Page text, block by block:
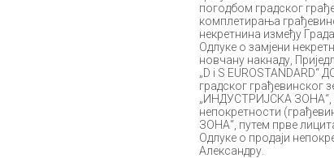
погодбом градског
комплетирања
некретнина између
Одлуке о замјени
новчану накнаду,
„D i S
градског грађевинског
„ИНДУСТРИЈСКА ЗОНА“,
непокретности
ЗОНА“, путем прве
Одлуке о продаји
Александру.